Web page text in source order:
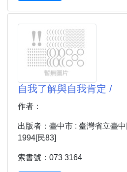
自我了解與自我肯定 /
作者：
出版者：臺中市 : 臺灣省立臺
1994[民83]
索書號：073 3164